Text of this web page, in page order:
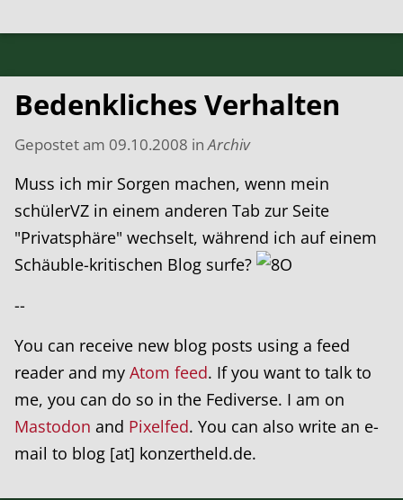
Bedenkliches Verhalten
Gepostet am 09.10.2008 inArchiv
Muss ich mir Sorgen machen, wenn mein
schülerVZ in einem anderen Tab zur Seite
"Privatsphäre" wechselt, während ich auf einem
Schäuble-kritischen Blog surfe?
--
You can receive new blog posts using a feed
reader and my Atom feed. If you want to talk to
me, you can do so in the Fediverse. I am on
Mastodon and Pixelfed. You can also write an e-
mail to blog [at] konzertheld.de.